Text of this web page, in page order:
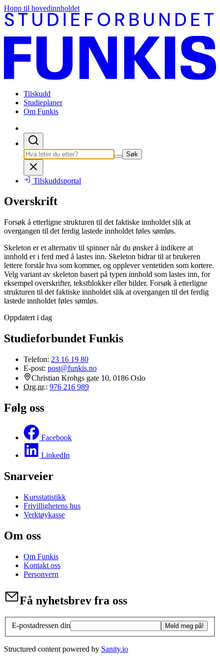
Hopp til hovedinnholdet
Tilskudd
Studieplaner
Om Funkis
Søk
Tilskuddsportal
Overskrift
Forsøk å etterligne strukturen til det faktiske innholdet slik at
overgangen til det ferdig lastede innholdet føles sømløs.
Skeleton er et alternativ til spinner når du ønsker å indikere at
innhold er i ferd med å lastes inn. Skeleton bidrar til at brukeren
lettere forstår hva som kommer, og opplever ventetiden som kortere.
Velg variant av skeleton basert på typen innhold som lastes inn, for
eksempel overskrifter, tekstblokker eller bilder. Forsøk å etterligne
strukturen til det faktiske innholdet slik at overgangen til det ferdig
lastede innholdet føles sømløs.
Oppdatert i dag
Studieforbundet Funkis
Telefon: 23 16 19 80
E-post: post@funkis.no
Christian Krohgs gate 10, 0186 Oslo
Org.nr.: 976 216 989
Følg oss
Facebook
LinkedIn
Snarveier
Kursstatistikk
Frivillighetens hus
Verktøykasse
Om oss
Om Funkis
Kontakt oss
Personvern
Få nyhetsbrev fra oss
E-postadressen din Meld meg på!
Structured content powered by Sanity.io